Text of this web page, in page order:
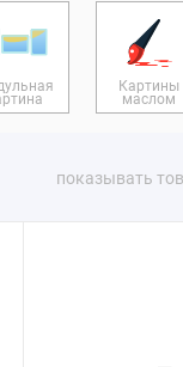
Картины
маслом
показывать